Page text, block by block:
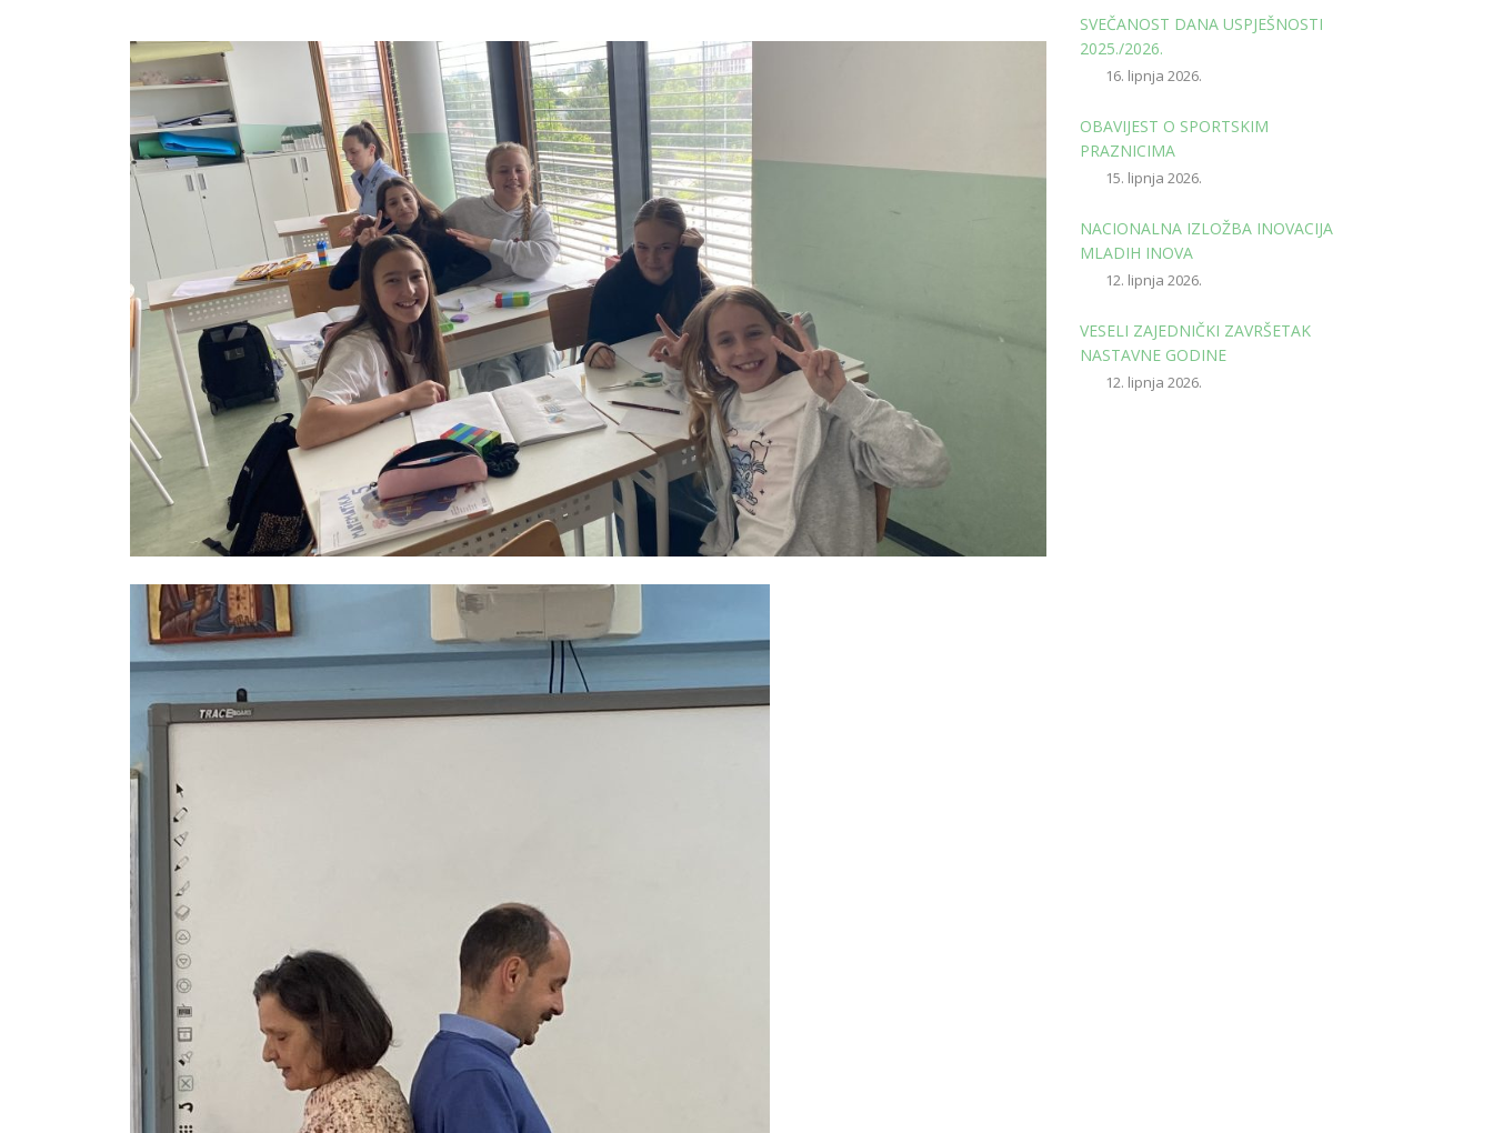
SVEČANOST DANA USPJEŠNOSTI
2025./2026.
16. lipnja 2026.
OBAVIJEST O SPORTSKIM
PRAZNICIMA
15. lipnja 2026.
NACIONALNA IZLOŽBA INOVACIJA
MLADIH INOVA
12. lipnja 2026.
VESELI ZAJEDNIČKI ZAVRŠETAK
NASTAVNE GODINE
12. lipnja 2026.